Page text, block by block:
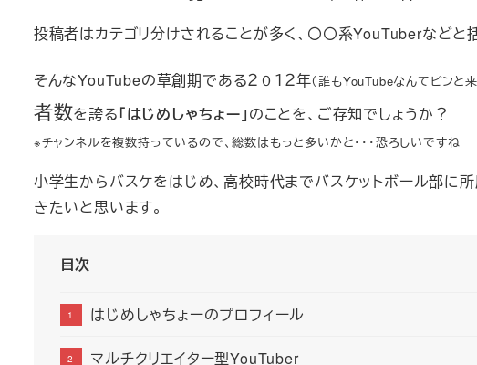
投稿者はカテゴリ分けされることが多く、〇〇系YouTuberなどと
そんなYouTubeの草創期である２０１２年（誰もYouTubeなんてピンと
者数を誇る「はじめしゃちょー」のことを、ご存知でしょうか？
※チャンネルを複数持っているので、総数はもっと多いかと・・・恐ろしいですね
小学生からバスケをはじめ、高校時代までバスケットボール部に
きたいと思います。
目次
はじめしゃちょーのプロフィール
マルチクリエイター型YouTuber